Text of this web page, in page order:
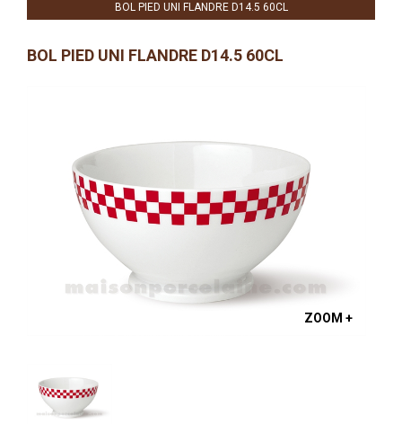
BOL PIED UNI FLANDRE D14.5 60CL
BOL PIED UNI FLANDRE D14.5 60CL
ZOOM +